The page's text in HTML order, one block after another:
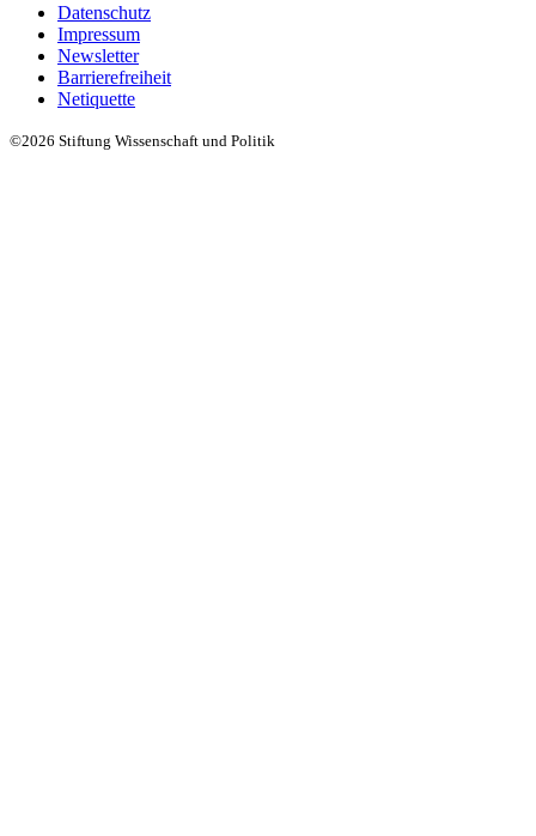
Datenschutz
Impressum
Newsletter
Barrierefreiheit
Netiquette
©2026 Stiftung Wissenschaft und Politik